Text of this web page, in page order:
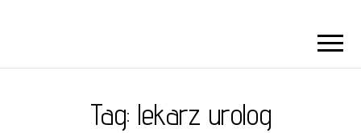
WARSZAWA
Tag: lekarz urolog